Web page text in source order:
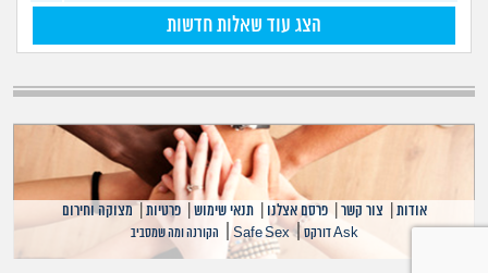
הצג עוד שאלות חדשות
אודות צור קשר |פרסם אצלנו |תנאי שימוש |פרטיות |מצוקה וחירום
Ask דורקס |
Safe Sex
| הקורנה ומה שמסביב